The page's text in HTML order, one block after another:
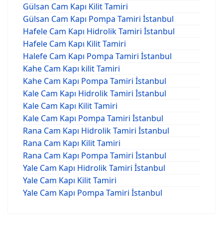
Gülsan Cam Kapı Kilit Tamiri
Gülsan Cam Kapı Pompa Tamiri İstanbul
Hafele Cam Kapı Hidrolik Tamiri İstanbul
Hafele Cam Kapı Kilit Tamiri
Halefe Cam Kapı Pompa Tamiri İstanbul
Kahe Cam Kapı kilit Tamiri
Kahe Cam Kapı Pompa Tamiri İstanbul
Kale Cam Kapı Hidrolik Tamiri İstanbul
Kale Cam Kapı Kilit Tamiri
Kale Cam Kapı Pompa Tamiri İstanbul
Rana Cam Kapı Hidrolik Tamiri İstanbul
Rana Cam Kapı Kilit Tamiri
Rana Cam Kapı Pompa Tamiri İstanbul
Yale Cam Kapı Hidrolik Tamiri İstanbul
Yale Cam Kapı Kilit Tamiri
Yale Cam Kapı Pompa Tamiri İstanbul